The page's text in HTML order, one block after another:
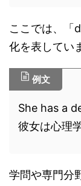
ここでは、「
化を表してい
例文
She has a
彼女は心理
学問や専門分